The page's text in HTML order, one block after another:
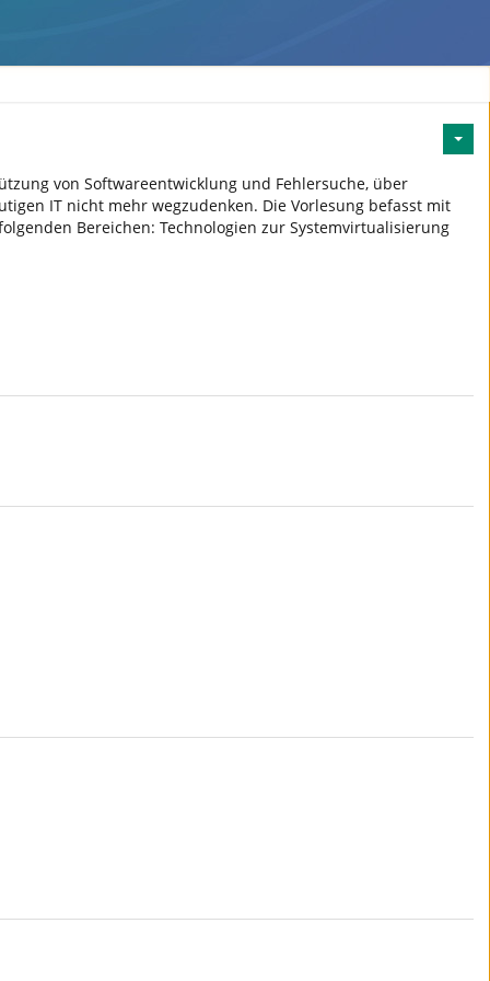
von Softwareentwicklung und Fehlersuche, über
IT nicht mehr wegzudenken. Die Vorlesung befasst mit
Bereichen: Technologien zur Systemvirtualisierung